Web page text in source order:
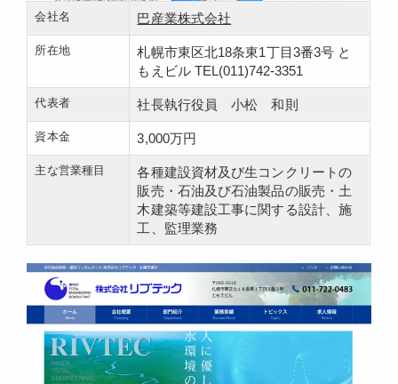
会社名 巴産業株式会社
所在地
札幌市東区北18条東1丁目3番3号 と
もえビル TEL(011)742-3351
代表者 社長執行役員 小松 和則
資本金 3,000万円
主な営業種目
各種建設資材及び生コンクリートの
販売・石油及び石油製品の販売・土
木建築等建設工事に関する設計、施
工、監理業務